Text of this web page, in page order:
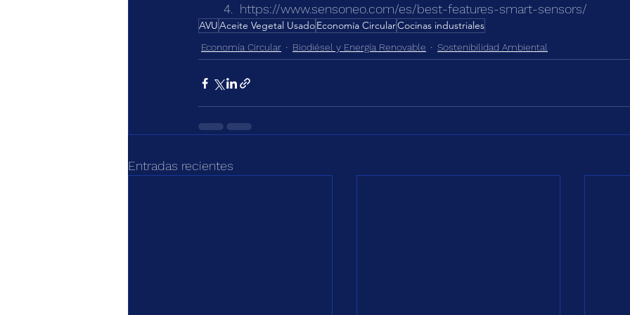
4. https://www.sensoneo.com/es/best-features-smart-sensors/
AVUAceite Vegetal UsadoEconomía CircularCocinas industriales
Economía Circular Biodiésel y Energía Renovable Sostenibilidad Ambiental
Entradas recientes